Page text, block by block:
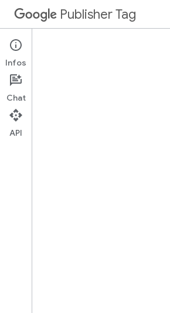
Publisher Tag
GPT
Infos
Chat
API